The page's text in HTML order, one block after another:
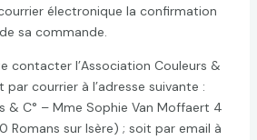
électronique la confirmation
sa commande.
contacter l’Association Couleurs &
par courrier à l’adresse suivante :
& C° – Mme Sophie Van Moffaert 4
Romans sur Isère) ; soit par email à